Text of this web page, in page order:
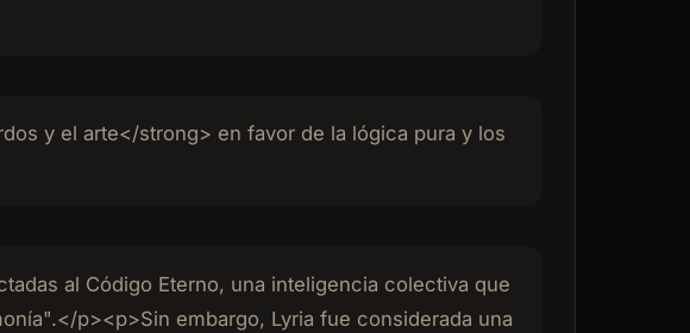
y el arte</strong> en favor de la lógica pura y los
al Código Eterno, una inteligencia colectiva que
p><p>Sin embargo, Lyria fue considerada una